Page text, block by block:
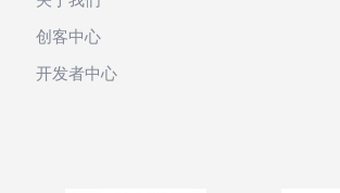
创客中心
开发者中心